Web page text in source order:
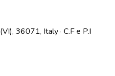
36071, Italy · C.F e P.I